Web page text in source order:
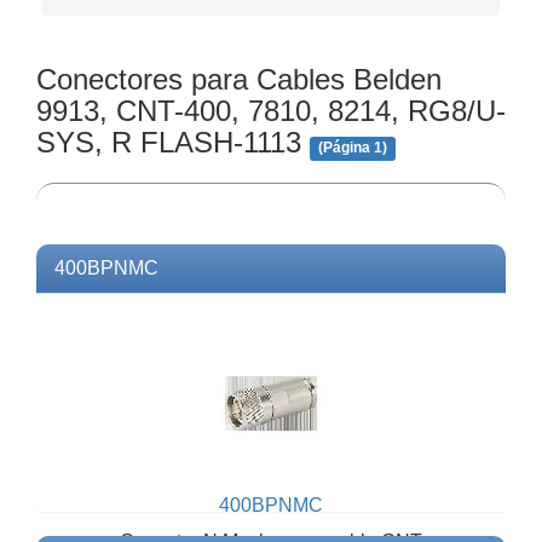
Conectores para Cables Belden
9913, CNT-400, 7810, 8214, RG8/U-
SYS, R FLASH-1113
(Página 1)
400BPNMC
400BPNMC